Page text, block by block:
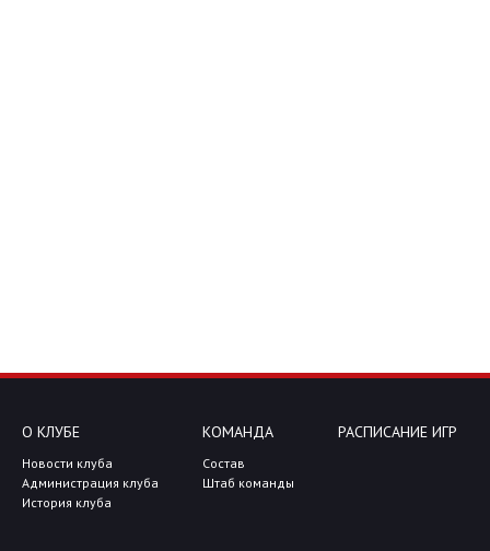
О КЛУБЕ
Новости клуба
Администрация клуба
История клуба
КОМАНДА
Состав
Штаб команды
РАСПИСАНИЕ ИГР